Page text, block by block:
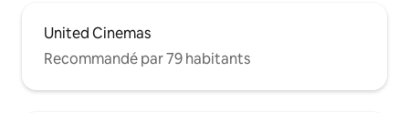
United Cinemas
Recommandé par 79 habitants